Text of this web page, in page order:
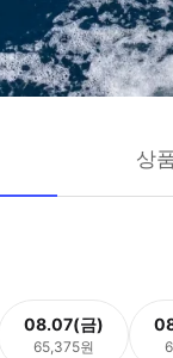
상
08.07(금)
65,375원